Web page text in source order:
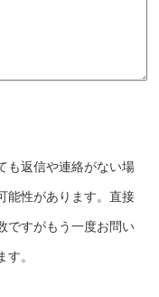
も返信や連絡がない場
能性があります。直接
ですがもう一度お問い
。